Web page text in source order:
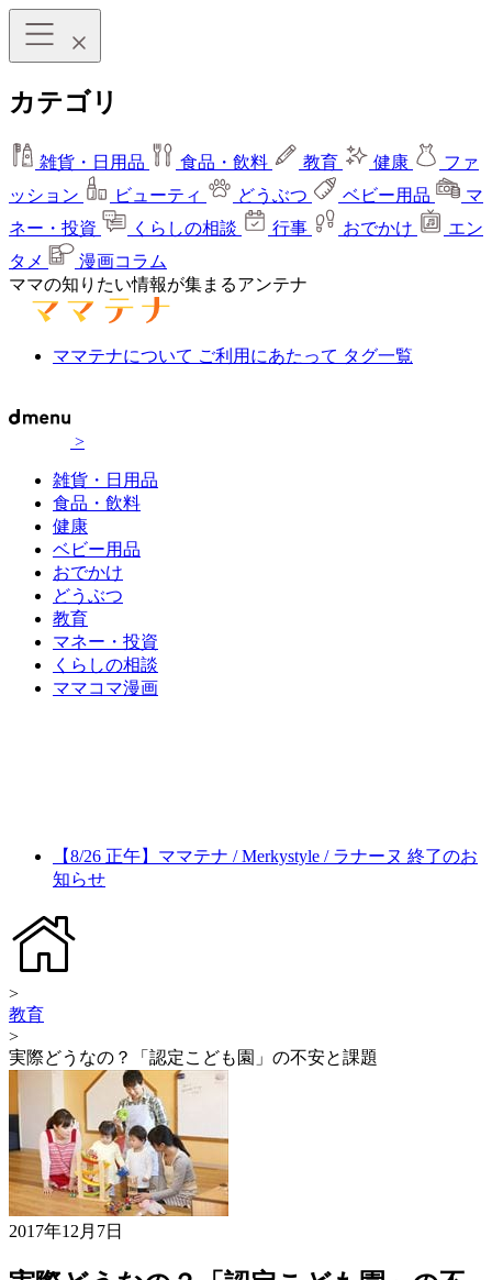
カテゴリ
雑貨・日用品 食品・飲料 教育 健康
ファ
ッション
ビューティ どうぶつ ベビー用品
マ
ネー・投資
くらしの相談 行事 おでかけ
エン
タメ
漫画コラム
ママの知りたい情報が集まるアンテナ
ママテナについて ご利用にあたって タグ一覧
>
雑貨・日用品
食品・飲料
健康
ベビー用品
おでかけ
どうぶつ
教育
マネー・投資
くらしの相談
ママコマ漫画
【8/26 正午】ママテナ / Merkystyle / ラナーヌ 終了のお
知らせ
>
教育
>
実際どうなの？「認定こども園」の不安と課題
2017年12月7日